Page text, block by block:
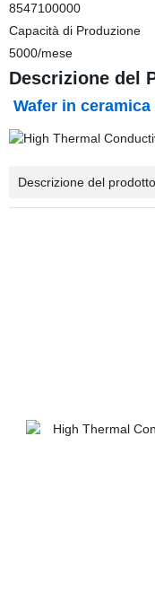
8547100000
Capacità di Produzione
5000/mese
Descrizione del
Wafer in
Descrizione del prodotto